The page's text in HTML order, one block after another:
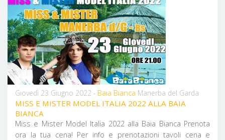
Giovedì 23 Giugno 2022 - Baia Bianca Manerba del Garda
MISS E MISTER MODEL ITALIA 2022 ALLA BAIA
BIANCA
Miss e Mister Model Italia 2022 alla Baia Bianca Prenota
ora la tua cena! Per info e prenotazioni tavoli cena e